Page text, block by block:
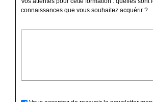
connaissances que vous souhaitez acquérir ?